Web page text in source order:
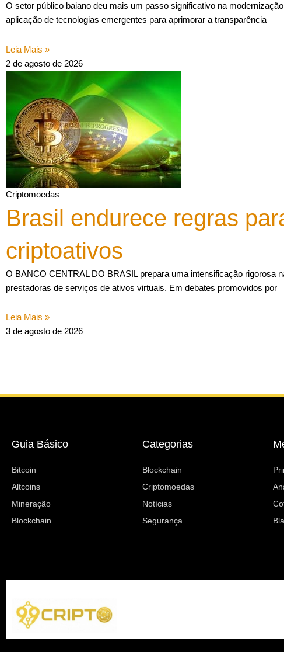
O setor público baiano deu mais um passo significativo na
aplicação de tecnologias emergentes para aprimorar a transparência
Leia Mais »
2 de agosto de 2026
Criptomoedas
Brasil endurece regras
criptoativos
O BANCO CENTRAL DO BRASIL prepara uma intensificação rigorosa
prestadoras de serviços de ativos virtuais. Em debates promovidos por
Leia Mais »
3 de agosto de 2026
Guia Básico
Bitcoin
Altcoins
Mineração
Blockchain
Categorias
Blockchain
Criptomoedas
Notícias
Segurança